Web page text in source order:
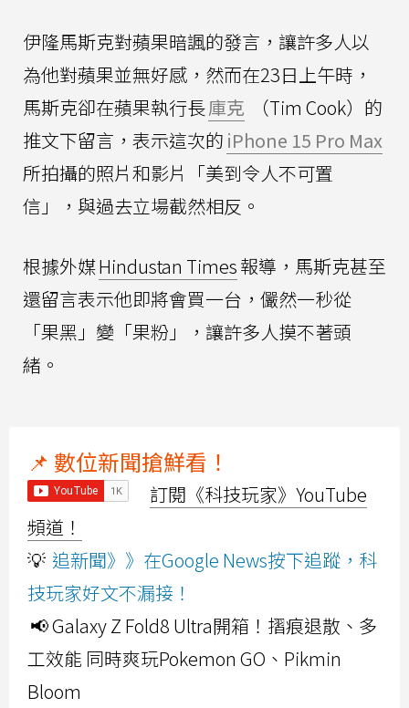
伊隆馬斯克對蘋果暗諷的發言，讓許多人以
為他對蘋果並無好感，然而在23日上午時，
馬斯克卻在蘋果執行長庫克
（Tim Cook）的
推文下留言，表示這次的 iPhone 15 Pro Max
所拍攝的照片和影片「美到令人不可置
信」，與過去立場截然相反。
根據外媒Hindustan Times報導，馬斯克甚至
還留言表示他即將會買一台，儼然一秒從
「果黑」變「果粉」，讓許多人摸不著頭
緒。
📌 數位新聞搶鮮看！
訂閱《科技玩家》YouTube
頻道！
💡 追新聞》》在Google News按下追蹤，科
技玩家好文不漏接！
📢 Galaxy Z Fold8 Ultra開箱！摺痕退散、多
工效能 同時爽玩Pokemon GO、Pikmin
Bloom